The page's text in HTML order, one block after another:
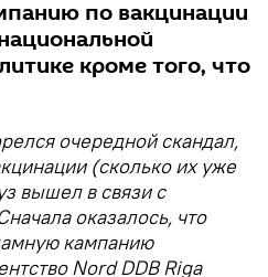
по вакцинации
кроме того, что
очередной скандал,
(сколько их уже
вышел в связи с
оказалось, что
кампанию
Nord DDB Riga